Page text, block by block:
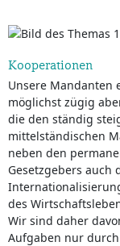
Kooperationen
Unsere Mandanten
möglichst zügig
die den ständig
mittelständischen
neben den
Gesetzgebers auch
des
Wir sind daher
Aufgaben nur